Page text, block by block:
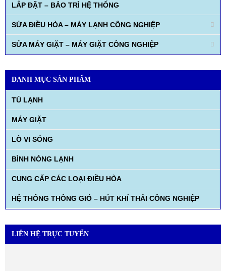
LẮP ĐẶT – BẢO TRÌ HỆ THỐNG
SỬA ĐIỀU HÒA – MÁY LẠNH CÔNG NGHIỆP
SỬA MÁY GIẶT – MÁY GIẶT CÔNG NGHIỆP
DANH MỤC SẢN PHẨM
TỦ LẠNH
MÁY GIẶT
LÒ VI SÓNG
BÌNH NÓNG LẠNH
CUNG CẤP CÁC LOẠI ĐIỀU HÒA
HỆ THỐNG THÔNG GIÓ – HÚT KHÍ THẢI CÔNG NGHIỆP
LIÊN HỆ TRỰC TUYẾN